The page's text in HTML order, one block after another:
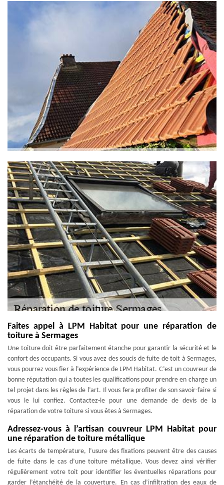
Faites appel à LPM Habitat pour une réparation de
toiture à Sermages
Une toiture doit être parfaitement étanche pour garantir la sécurité et le
confort des occupants. Si vous avez des soucis de fuite de toit à Sermages,
vous pourrez vous fier à l’expérience de LPM Habitat. C’est un couvreur de
bonne réputation qui a toutes les qualifications pour prendre en charge un
tel projet dans les règles de l’art. Il vous fera profiter de son savoir-faire si
vous le lui confiez. Contactez-le pour une demande de devis de la
réparation de votre toiture si vous êtes à Sermages.
Adressez-vous à l’artisan couvreur LPM Habitat pour
une réparation de toiture métallique
Les écarts de température, l’usure des fixations peuvent être des causes
de fuite dans le cas d’une toiture métallique. Vous devez ainsi vérifier
régulièrement votre toit pour identifier les éventuelles réparations pour
garder l’étanchéité de la couverture. En cas d’infiltration des eaux de